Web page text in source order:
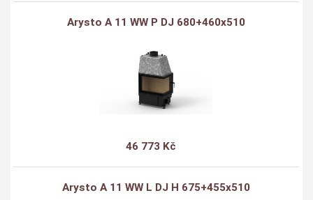
Arysto A 11 WW P DJ 680+460x510
46 773 Kč
Arysto A 11 WW L DJ H 675+455x510